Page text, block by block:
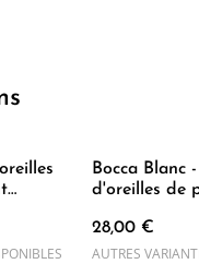
Bocca Blanc
d'oreilles de
28,00 €
AUTRES